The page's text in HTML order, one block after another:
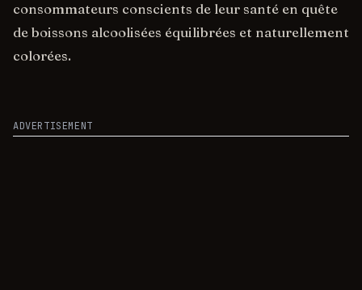
consommateurs conscients de leur santé en quête
de boissons alcoolisées équilibrées et naturellement
colorées.
ADVERTISEMENT